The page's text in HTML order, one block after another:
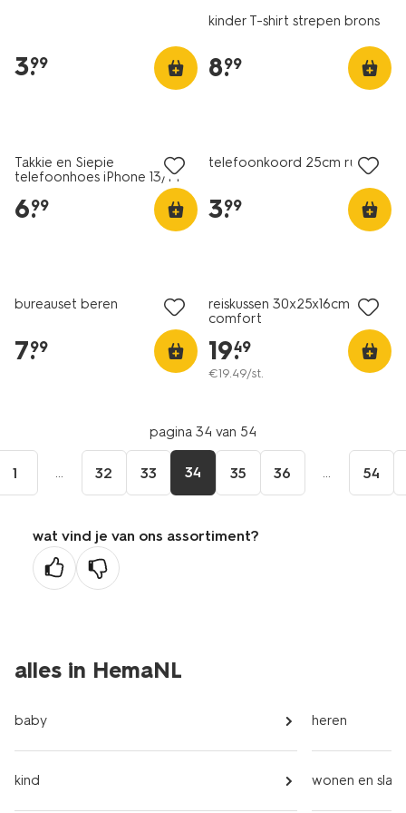
3.
99
kinder T-shirt strepen brons
8.
99
Takkie en Siepie
telefoonhoes iPhone 13/14
6.
99
telefoonkoord 25cm ruffles
3.
99
bureauset beren
7.
99
reiskussen 30x25x16cm
comfort
19.
49
€19.49/st.
pagina 34 van 54
1 ... 32 33 34 35 36 ... 54
wat vind je van ons assortiment?
alles in HemaNL
baby
kind
heren
wonen en